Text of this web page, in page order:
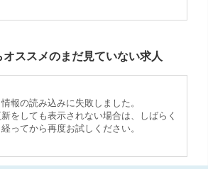
オススメのまだ見ていない求人
情報の読み込みに失敗しました。
をしても表示されない場合は、しばらく
経ってから再度お試しください。